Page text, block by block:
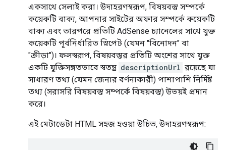
একসাথে সেলাই করা। উদাহরণস্বরূপ, বিষয়বস্তু সম্পর্কে
কয়েকটি বাক্য, আপনার সাইটের অফার সম্পর্কে কয়েকটি
বাক্য এবং তারপরে প্রতিটি AdSense চ্যানেলের সাথে যুক্ত
কয়েকটি পূর্বনির্ধারিত স্নিপেট (যেমন "বিনোদন" বা
"ক্রীড়া")। ফলস্বরূপ, বিষয়বস্তুর প্রতিটি অংশের সাথে যুক্ত
একটি যুক্তিসঙ্গতভাবে স্বতন্ত্র descriptionUrl রয়েছে যা
সাধারণ তথ্য (যেমন জেনার বর্ণনাকারী) পাশাপাশি নির্দিষ্ট
তথ্য (সরাসরি বিষয়বস্তু সম্পর্কে বিষয়বস্তু) উভয়ই প্রদান
করে।
এই মেটাডেটা HTML সহজ হওয়া উচিত, উদাহরণস্বরূপ: